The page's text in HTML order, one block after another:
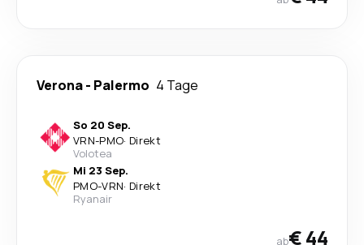
Verona- Palermo 4 Tage
So 20 Sep.
VRN-PMO· Direkt
Volotea
Mi 23 Sep.
PMO-VRN· Direkt
Ryanair
ab€ 44